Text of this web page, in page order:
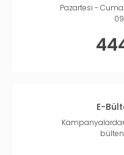
Pazartesi -
E-